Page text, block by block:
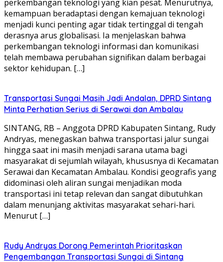
perkembangan teknologi yang kian pesat. Menurutnya,
kemampuan beradaptasi dengan kemajuan teknologi
menjadi kunci penting agar tidak tertinggal di tengah
derasnya arus globalisasi. Ia menjelaskan bahwa
perkembangan teknologi informasi dan komunikasi
telah membawa perubahan signifikan dalam berbagai
sektor kehidupan. […]
Transportasi Sungai Masih Jadi Andalan, DPRD Sintang
Minta Perhatian Serius di Serawai dan Ambalau
SINTANG, RB – Anggota DPRD Kabupaten Sintang, Rudy
Andryas, menegaskan bahwa transportasi jalur sungai
hingga saat ini masih menjadi sarana utama bagi
masyarakat di sejumlah wilayah, khususnya di Kecamatan
Serawai dan Kecamatan Ambalau. Kondisi geografis yang
didominasi oleh aliran sungai menjadikan moda
transportasi ini tetap relevan dan sangat dibutuhkan
dalam menunjang aktivitas masyarakat sehari-hari.
Menurut […]
Rudy Andryas Dorong Pemerintah Prioritaskan
Pengembangan Transportasi Sungai di Sintang